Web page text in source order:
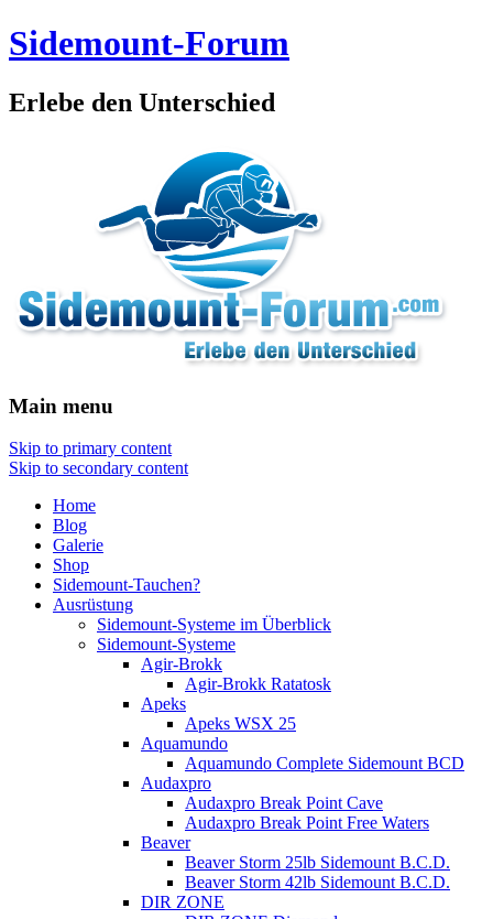
Sidemount-Forum
Erlebe den Unterschied
Main menu
Skip to primary content
Skip to secondary content
Home
Blog
Galerie
Shop
Sidemount-Tauchen?
Ausrüstung
Sidemount-Systeme im Überblick
Sidemount-Systeme
Agir-Brokk
Agir-Brokk Ratatosk
Apeks
Apeks WSX 25
Aquamundo
Aquamundo Complete Sidemount BCD
Audaxpro
Audaxpro Break Point Cave
Audaxpro Break Point Free Waters
Beaver
Beaver Storm 25lb Sidemount B.C.D.
Beaver Storm 42lb Sidemount B.C.D.
DIR ZONE